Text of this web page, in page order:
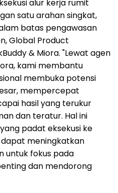
alur kerja rumit
satu arahan singkat,
batas pengawasan
Global Product
& Miora. "Lewat agen
kami membantu
membuka potensi
mempercepat
hasil yang terukur
dan teratur. Hal ini
padat eksekusi ke
dapat meningkatkan
untuk fokus pada
dan mendorong